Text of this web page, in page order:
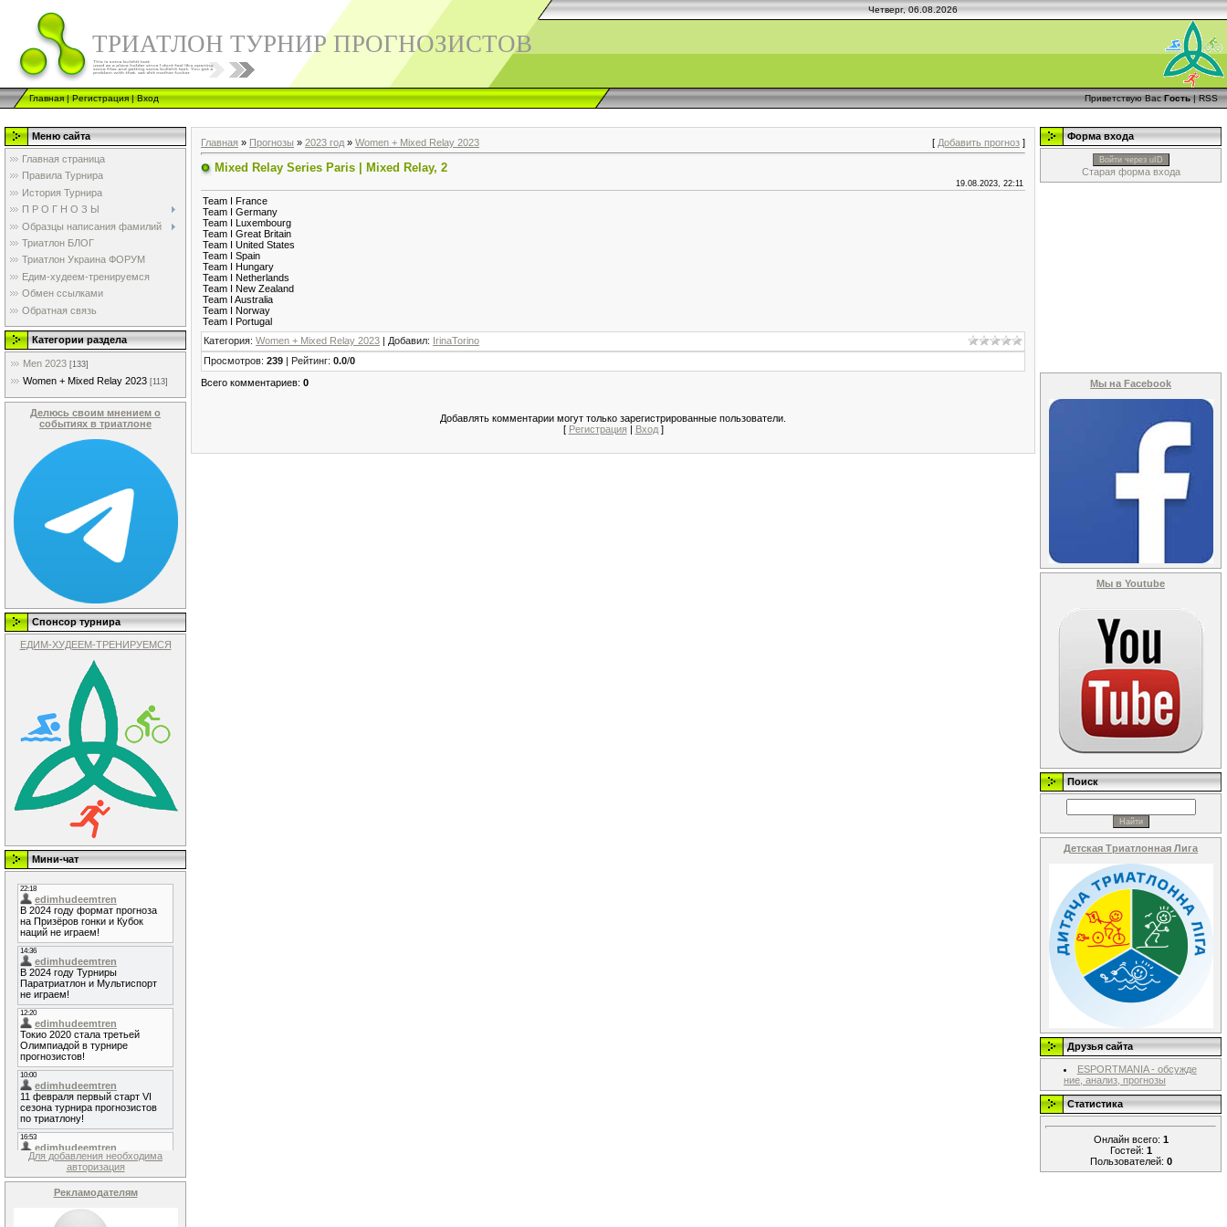
Четверг, 06.08.2026
ТРИАТЛОН ТУРНИР ПРОГНОЗИСТОВ
Главная|Регистрация|Вход Приветствую Вас Гость|RSS
Меню сайта
Главная страница
Правила Турнира
История Турнира
П Р О Г Н О З Ы
Образцы написания фамилий
Триатлон БЛОГ
Триатлон Украина ФОРУМ
Едим-худеем-тренируемся
Обмен ссылками
Обратная связь
Категории раздела
Men 2023 [133]
Women + Mixed Relay 2023 [113]
Делюсь своим мнением о
событиях в триатлоне
Спонсор турнира
ЕДИМ-ХУДЕЕМ-ТРЕНИРУЕМСЯ
Мини-чат
Для добавления необходима
авторизация
Рекламодателям
Главная » Прогнозы » 2023 год » Women + Mixed Relay 2023 [ Добавить прогноз ]
Mixed Relay Series Paris | Mixed Relay, 2
19.08.2023, 22:11
Team I France
Team I Germany
Team I Luxembourg
Team I Great Britain
Team I United States
Team I Spain
Team I Hungary
Team I Netherlands
Team I New Zealand
Team I Australia
Team I Norway
Team I Portugal
Категория: Women + Mixed Relay 2023 | Добавил: IrinaTorino
Просмотров: 239 | Рейтинг: 0.0/0
Всего комментариев: 0
Добавлять комментарии могут только зарегистрированные пользователи.
[ Регистрация | Вход]
Форма входа
Войти через uID
Старая форма входа
Мы на Facebook
Мы в Youtube
Поиск
Детская Триатлонная Лига
Друзья сайта
ESPORTMANIA - обсужде
ние, анализ, прогнозы
Статистика
Онлайн всего: 1
Гостей: 1
Пользователей: 0